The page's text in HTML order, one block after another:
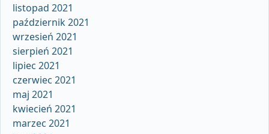
listopad 2021
październik 2021
wrzesień 2021
sierpień 2021
lipiec 2021
czerwiec 2021
maj 2021
kwiecień 2021
marzec 2021